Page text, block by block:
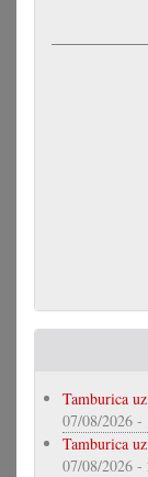
Tamburica
07/08/2026 -
Tamburica
07/08/2026 -